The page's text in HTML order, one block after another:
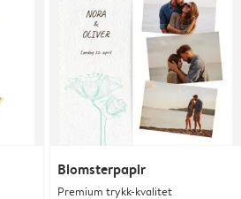
Blomsterpapir
Premium trykk-kvalitet